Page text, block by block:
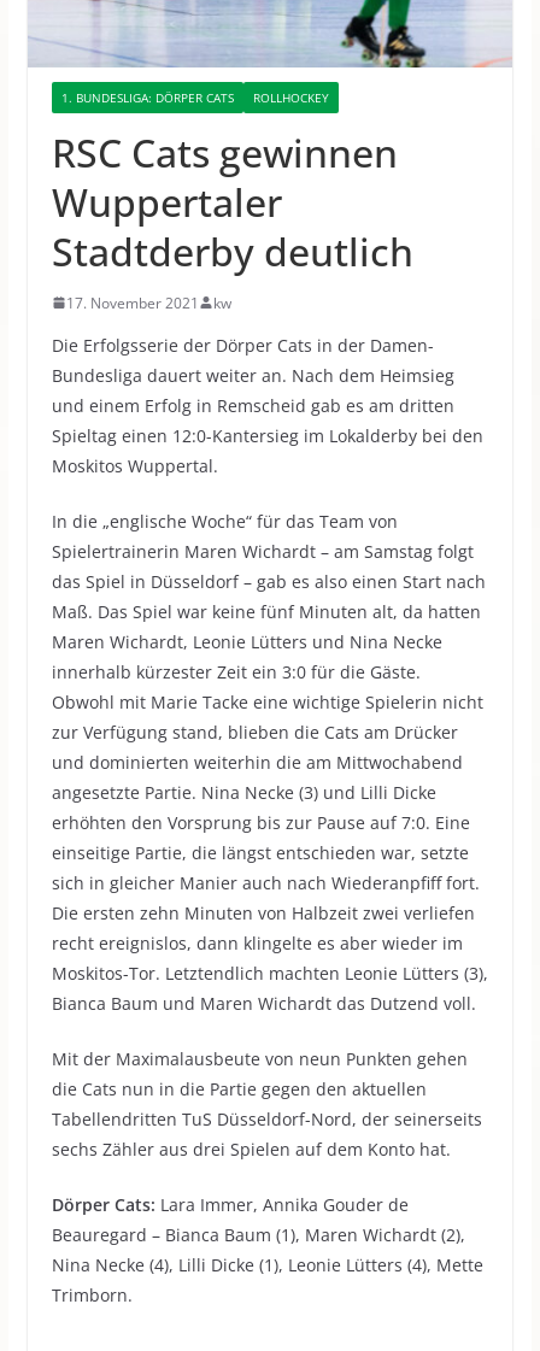
1. BUNDESLIGA: DÖRPER CATS ROLLHOCKEY
RSC Cats gewinnen
Wuppertaler
Stadtderby deutlich
17. November 2021 kw
Die Erfolgsserie der Dörper Cats in der Damen-
Bundesliga dauert weiter an. Nach dem Heimsieg
und einem Erfolg in Remscheid gab es am dritten
Spieltag einen 12:0-Kantersieg im Lokalderby bei den
Moskitos Wuppertal.
In die „englische Woche“ für das Team von
Spielertrainerin Maren Wichardt – am Samstag folgt
das Spiel in Düsseldorf – gab es also einen Start nach
Maß. Das Spiel war keine fünf Minuten alt, da hatten
Maren Wichardt, Leonie Lütters und Nina Necke
innerhalb kürzester Zeit ein 3:0 für die Gäste.
Obwohl mit Marie Tacke eine wichtige Spielerin nicht
zur Verfügung stand, blieben die Cats am Drücker
und dominierten weiterhin die am Mittwochabend
angesetzte Partie. Nina Necke (3) und Lilli Dicke
erhöhten den Vorsprung bis zur Pause auf 7:0. Eine
einseitige Partie, die längst entschieden war, setzte
sich in gleicher Manier auch nach Wiederanpfiff fort.
Die ersten zehn Minuten von Halbzeit zwei verliefen
recht ereignislos, dann klingelte es aber wieder im
Moskitos-Tor. Letztendlich machten Leonie Lütters (3),
Bianca Baum und Maren Wichardt das Dutzend voll.
Mit der Maximalausbeute von neun Punkten gehen
die Cats nun in die Partie gegen den aktuellen
Tabellendritten TuS Düsseldorf-Nord, der seinerseits
sechs Zähler aus drei Spielen auf dem Konto hat.
Dörper Cats: Lara Immer, Annika Gouder de
Beauregard – Bianca Baum (1), Maren Wichardt (2),
Nina Necke (4), Lilli Dicke (1), Leonie Lütters (4), Mette
Trimborn.